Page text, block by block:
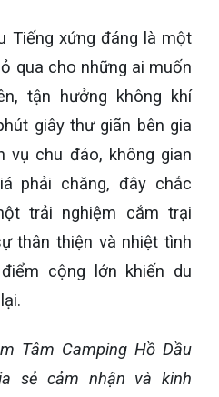
Tiếng xứng đáng là một
qua cho những ai muốn
tận hưởng không khí
giây thư giãn bên gia
vụ chu đáo, không gian
phải chăng, đây chắc
trải nghiệm cắm trại
thân thiện và nhiệt tình
cộng lớn khiến du
Tâm Camping Hồ Dầu
sẻ cảm nhận và kinh